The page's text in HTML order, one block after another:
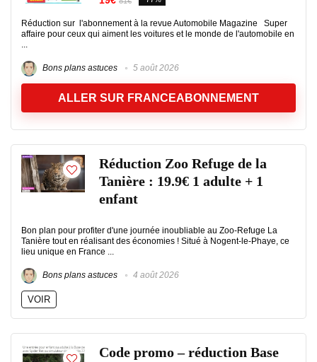
Réduction sur l'abonnement à la revue Automobile Magazine Super
affaire pour ceux qui aiment les voitures et le monde de l'automobile en
...
Bons plans astuces 5 août 2026
ALLER SUR FRANCEABONNEMENT
Réduction Zoo Refuge de la
Tanière : 19.9€ 1 adulte + 1
enfant
Bon plan pour profiter d'une journée inoubliable au Zoo-Refuge La
Tanière tout en réalisant des économies ! Situé à Nogent-le-Phaye, ce
lieu unique en France ...
Bons plans astuces 4 août 2026
VOIR
Code promo – réduction Base